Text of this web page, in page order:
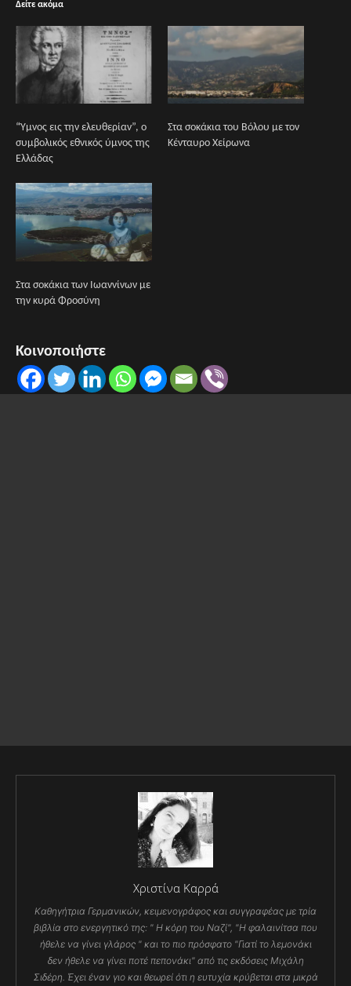
Δείτε ακόμα
“Ύμνος εις την ελευθερίαν”, ο
συμβολικός εθνικός ύμνος της
Ελλάδας
Στα σοκάκια του Βόλου με τον
Κένταυρο Χείρωνα
Στα σοκάκια των Ιωαννίνων με
την κυρά Φροσύνη
Κοινοποιήστε
Χριστίνα Καρρά
Καθηγήτρια Γερμανικών, κειμενογράφος και συγγραφέας με τρία
βιβλία στο ενεργητικό της: " Η κόρη του Ναζί", "Η φαλαινίτσα που
ήθελε να γίνει γλάρος " και το πιο πρόσφατο "Γιατί το λεμονάκι
δεν ήθελε να γίνει ποτέ πεπονάκι" από τις εκδόσεις Μιχάλη
Σιδέρη. Έχει έναν γιο και θεωρεί ότι η ευτυχία κρύβεται στα μικρά